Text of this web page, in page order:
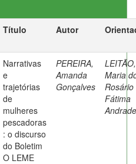
Título Autor
Narrativas
e
trajetórias
de
mulheres
pescadoras
: o discurso
do Boletim
O LEME
PEREIRA,
Amanda
Gonçalves
LEITÃO,
Maria
Rosário
Fátima
Andrade